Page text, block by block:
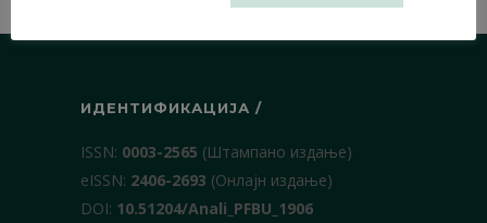
ИДЕНТИФИКАЦИЈА /
ISSN: 0003-2565 (Штампано издање)
еISSN: 2406-2693 (Онлајн издање)
DOI: 10.51204/Anali_PFBU_1906